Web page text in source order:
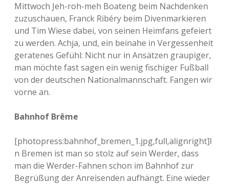
Mittwoch Jeh-roh-meh Boateng beim Nachdenken
zuzuschauen, Franck Ribéry beim Divenmarkieren
und Tim Wiese dabei, von seinen Heimfans gefeiert
zu werden. Achja, und, ein beinahe in Vergessenheit
geratenes Gefühl: Nicht nur in Ansätzen graupiger,
man möchte fast sagen ein wenig fischiger Fußball
von der deutschen Nationalmannschaft. Fangen wir
vorne an.
Bahnhof Brême
[photopress:bahnhof_bremen_1.jpg,full,alignright]I
n Bremen ist man so stolz auf sein Werder, dass
man die Werder-Fahnen schon im Bahnhof zur
Begrüßung der Anreisenden aufhängt. Eine wieder